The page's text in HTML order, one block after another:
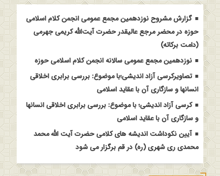
گزارش مشروح نوزدهمین مجمع عمومی انجمن کلام اسلامی
حوزه در محضر مرجع عالیقدر حضرت آیت‌الله کریمی جهرمی
(دامت برکاته)
نوزدهمین مجمع عمومی سالانه انجمن کلام اسلامی حوزه
تصاویرکرسی آزاد اندیشی؛با موضوع: بررسی برابری اخلاقی
انسانها و سازگاری آن با عقاید اسلامی
کرسی آزاد اندیشی؛ با موضوع: بررسی برابری اخلاقی انسانها
و سازگاری آن با عقاید اسلامی
آیین نکوداشت اندیشه های کلامی حضرت آیت الله محمد
محمدی ری شهری (ره) در قم برگزار می شود